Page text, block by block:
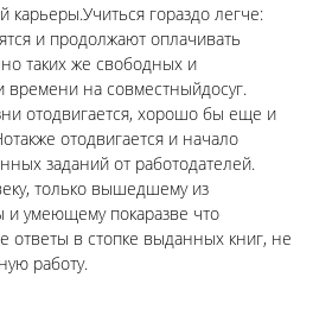
карьеры.Учиться гораздо легче:
и продолжают оплачивать
таких же свободных и
времени на совместныйдосуг.
отодвигается, хорошо бы еще и
отодвигается и начало
заданий от работодателей.
только вышедшему из
и умеющему покаразве что
ответы в стопке выданных книг, не
работу.